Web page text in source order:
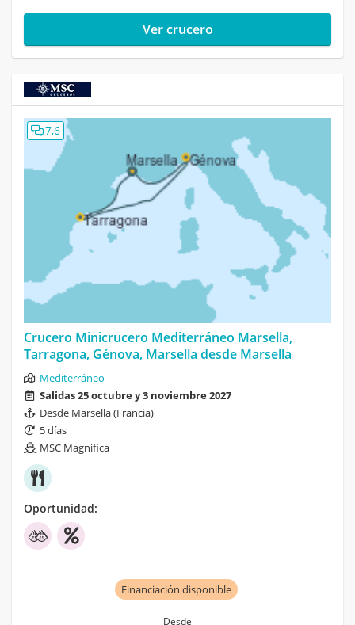
Ver crucero
7,6
Crucero Minicrucero Mediterráneo Marsella,
Tarragona, Génova, Marsella desde Marsella
Mediterráneo
Salidas 25 octubre y 3 noviembre 2027
Desde Marsella (Francia)
5 días
MSC Magnifica
Oportunidad:
Financiación disponible
Desde